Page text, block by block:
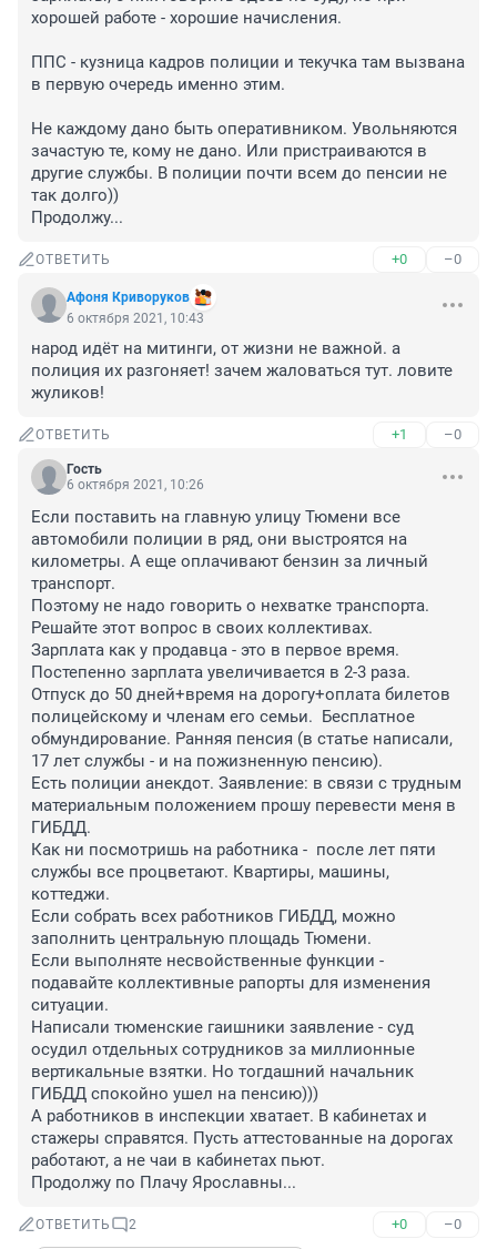
хорошей работе - хорошие начисления.
ППС - кузница кадров полиции и текучка там вызвана
в первую очередь именно этим.
Не каждому дано быть оперативником. Увольняются
зачастую те, кому не дано. Или пристраиваются в
другие службы. В полиции почти всем до пенсии не
так долго))
Продолжу...
ОТВЕТИТЬ +0 –0
Афоня Криворуков
6 октября 2021, 10:43
народ идёт на митинги, от жизни не важной. а
полиция их разгоняет! зачем жаловаться тут. ловите
жуликов!
ОТВЕТИТЬ +1 –0
Гость
6 октября 2021, 10:26
Если поставить на главную улицу Тюмени все
автомобили полиции в ряд, они выстроятся на
километры. А еще оплачивают бензин за личный
транспорт.
Поэтому не надо говорить о нехватке транспорта.
Решайте этот вопрос в своих коллективах.
Зарплата как у продавца - это в первое время.
Постепенно зарплата увеличивается в 2-3 раза.
Отпуск до 50 дней+время на дорогу+оплата билетов
полицейскому и членам его семьи.  Бесплатное
обмундирование. Ранняя пенсия (в статье написали,
17 лет службы - и на пожизненную пенсию).
Есть полиции анекдот. Заявление: в связи с трудным
материальным положением прошу перевести меня в
ГИБДД.
Как ни посмотришь на работника -  после лет пяти
службы все процветают. Квартиры, машины,
коттеджи.
Если собрать всех работников ГИБДД, можно
заполнить центральную площадь Тюмени.
Если выполняте несвойственные функции -
подавайте коллективные рапорты для изменения
ситуации.
Написали тюменские гаишники заявление - суд
осудил отдельных сотрудников за миллионные
вертикальные взятки. Но тогдашний начальник
ГИБДД спокойно ушел на пенсию)))
А работников в инспекции хватает. В кабинетах и
стажеры справятся. Пусть аттестованные на дорогах
работают, а не чаи в кабинетах пьют.
Продолжу по Плачу Ярославны...
ОТВЕТИТЬ 2 +0 –0